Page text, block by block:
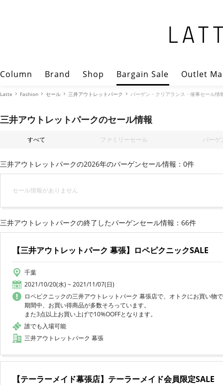
Column Brand Shop Bargain Sale Outlet
Latte Fashion セール 三井アウトレットパーク バーゲン・クリアランス・催事セール情
三井アウトレットパークのセール情報
すべて ファミリーセール バーゲ
三井アウトレットパークの2026年のバーゲンセール情報：0件
セール情報がありません
三井アウトレットパークの終了したバーゲンセール情報：66件
【三井アウトレットパーク 幕張】ロペピクニックSALE
千葉
2021/10/20(水) ~ 2021/11/07(日)
ロペピクニックの三井アウトレットパーク 幕張店で、オトクにお買い物
期間中、お買い得商品が多数そろっています。
また3点以上お買い上げで10%OOFFとなります。
誰でも入場可能
三井アウトレットパーク 幕張
【テーラーメイド幕張店】テーラーメイド会員限定SALE